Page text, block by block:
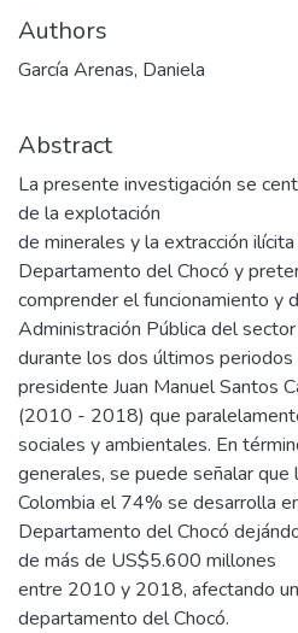
Authors
García Arenas, Daniela
Abstract
La presente investigación se
de la explotación
de minerales y la extracción
Departamento del Chocó y
comprender el funcionamiento y
Administración Pública del
durante los dos últimos
presidente Juan Manuel Santos
(2010 - 2018) que
sociales y ambientales. En
generales, se puede señalar que
Colombia el 74% se desarrolla
Departamento del Chocó
de más de US$5.600 millones
entre 2010 y 2018, afectando
departamento del Chocó.